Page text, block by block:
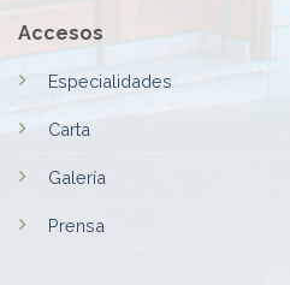
Accesos
Especialidades
Carta
Galería
Prensa